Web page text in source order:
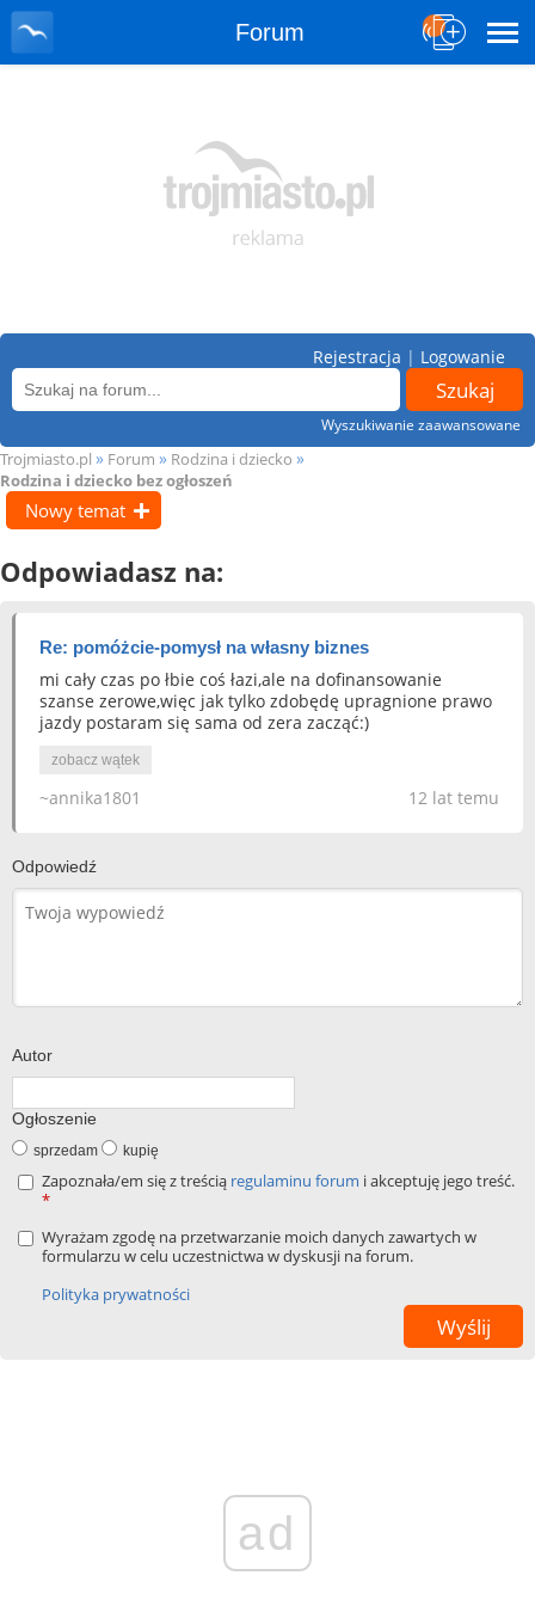
Forum
Wyszukiwanie zaawansowane
Rejestracja | Logowanie
Trojmiasto.pl » Forum » Rodzina i dziecko »
Rodzina i dziecko bez ogłoszeń
Nowy temat
Odpowiadasz na:
Re: pomóżcie-pomysł na własny biznes
mi cały czas po łbie coś łazi,ale na dofinansowanie
szanse zerowe,więc jak tylko zdobędę upragnione prawo
jazdy postaram się sama od zera zacząć:)
zobacz wątek
12 lat temu
~annika1801
Odpowiedź
Autor
Ogłoszenie
sprzedam kupię
Zapoznała/em się z treścią regulaminu forum i akceptuję jego treść.
*
Wyrażam zgodę na przetwarzanie moich danych zawartych w
formularzu w celu uczestnictwa w dyskusji na forum.
Polityka prywatności
ad